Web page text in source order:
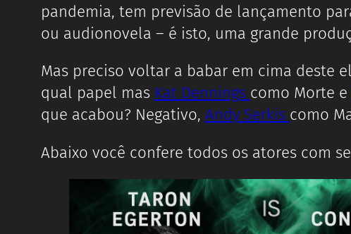
pandemia, tem previsão de lançamento
ou audionovela – é isto, uma grande
Mas preciso voltar a babar em cima deste
qual papel mas Kat Dennings como Morte e
que acabou? Negativo, Andy Serkis como
Abaixo você confere todos os atores com